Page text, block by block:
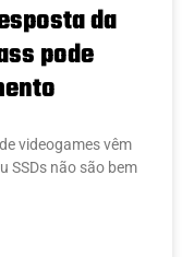
da
pode
videogames vêm
SSDs não são bem